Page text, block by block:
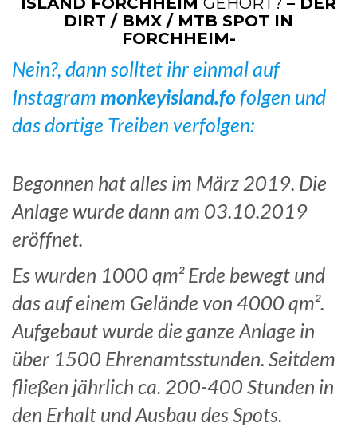
DIRT / BMX / MTB SPOT IN
FORCHHEIM-
Nein?, dann solltet ihr einmal auf
Instagram monkeyisland.fofolgen und
das dortige Treiben verfolgen:
Begonnen hat alles im März 2019. Die
Anlage wurde dann am 03.10.2019
eröffnet.
Es wurden 1000 qm² Erde bewegt und
das auf einem Gelände von 4000 qm².
Aufgebaut wurde die ganze Anlage in
über 1500 Ehrenamtsstunden. Seitdem
fließen jährlich ca. 200-400 Stunden in
den Erhalt und Ausbau des Spots.